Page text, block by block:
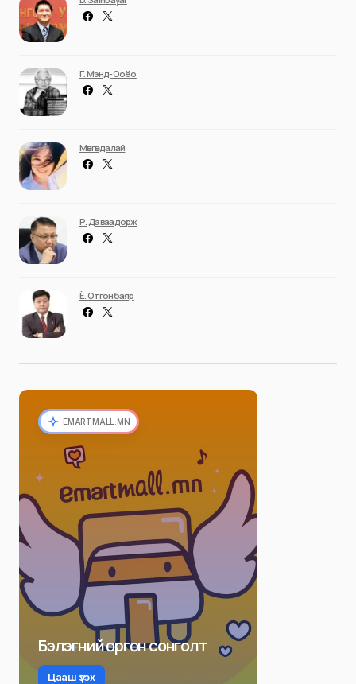
Г. Мэнд-Ооёо
Мөнгөндалай
Р. Даваадорж
Ё. Отгонбаяр
EMARTMALL.MN
Бэлэгний өргөн сонголт
Цааш үзэх